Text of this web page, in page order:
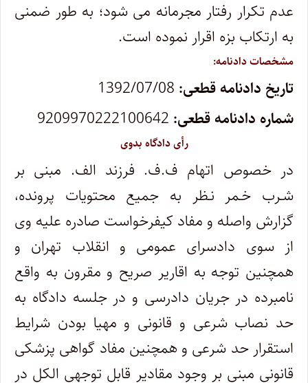
عدم تکرار رفتار مجرمانه می شود؛ به طور ضمنی
به ارتکاب بزه اقرار نموده است.
مشخصات دادنامه:
تاریخ دادنامه قطعی:
شماره دادنامه قطعی:
رأی دادگاه بدوی
در خصوص اتهام ف.ف. فرزند الف. مبنی بر
شـرب خـمر نـظر به جمیع محتویات پرونده،
گزارش واصله و مفاد کیفرخواست صادره علیه وی
از سوی دادسرای عمومی و انقلاب تهران و
همچنین توجه به اقاریر صریح و مقرون به واقع
نامبرده در جریان دادرسی و در جلسه دادگاه به
حد نصاب شرعی و قانونی و مهیا بودن شرایط
استقرار حد شرعی و همچنین مفاد گواهی پزشکی
قانونی مبنی بر وجود مقادیر قابل توجهی الکل در